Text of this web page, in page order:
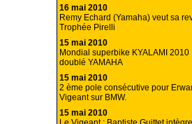
16 mai 2010
Remy Echard (Yamaha) veut sa
Trophée Pirelli
15 mai 2010
Mondial superbike KYALAMI
doublé YAMAHA
15 mai 2010
2 ème pole consécutive pour
Vigeant sur BMW.
15 mai 2010